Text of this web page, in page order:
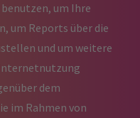
um Ihre
um Reports über die
und um weitere
dem
im Rahmen von